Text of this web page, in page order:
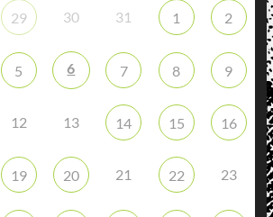
29 30 31 1 2
5 6 7 8 9
12 13 14 15 16
19 20 21 22 23